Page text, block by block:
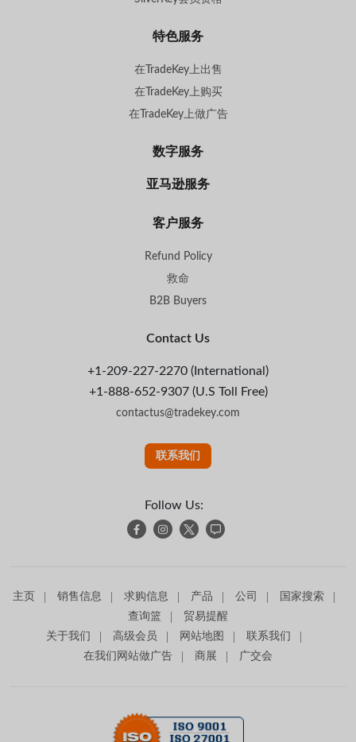
特色服务
在TradeKey上出售
在TradeKey上购买
在TradeKey上做广告
数字服务
亚马逊服务
客户服务
Refund Policy
救命
B2B Buyers
Contact Us
+1-209-227-2270 (International)
+1-888-652-9307 (U.S Toll Free)
contactus@tradekey.com
联系我们
Follow Us:
主页 销售信息 求购信息 产品 公司
国家搜索
查询篮
贸易提醒
关于我们
高级会员 网站地图
联系我们
在我们网站做广告
商展 广交会